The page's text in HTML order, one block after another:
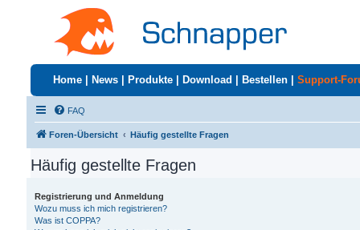
Home News Produkte Download Bestellen Support-
FAQ
Foren-Übersicht Häufig gestellte Fragen
Häufig gestellte Fragen
Registrierung und Anmeldung
Wozu muss ich mich registrieren?
Was ist COPPA?